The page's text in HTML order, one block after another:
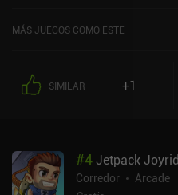
MÁS JUEGOS COMO ESTE
SIMILAR +1
#4 Jetpack
Corredor
Arcade